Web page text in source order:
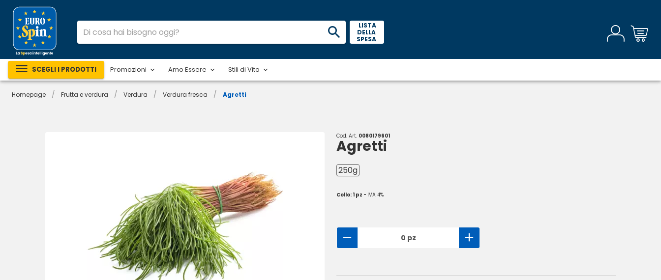
LISTA
DELLA
SPESA
SCEGLI I PRODOTTI Promozioni Amo Essere Stili di Vita
Homepage / Frutta e verdura / Verdura / Verdura fresca / Agretti
Cod. Art. 0080179601
Agretti
250g
Collo: 1 pz - IVA 4%
0 pz